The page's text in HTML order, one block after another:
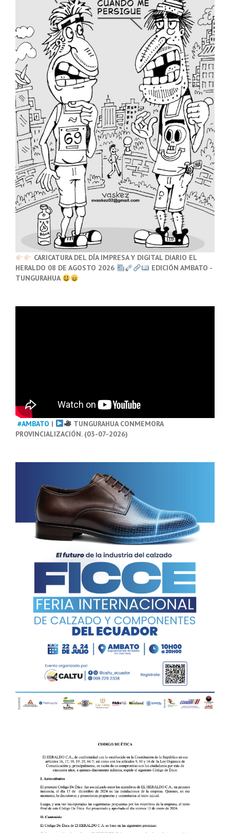
CARICATURA DEL DÍA IMPRESA Y DIGITAL DIARIO EL
HERALDO 08 DE AGOSTO 2026
EDICIÓN AMBATO -
TUNGURAHUA
#AMBATO |
TUNGURAHUA CONMEMORA
PROVINCIALIZACIÓN. (03-07-2026)